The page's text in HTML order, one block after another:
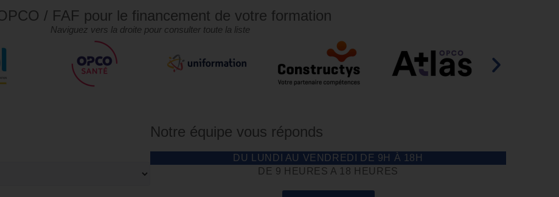
/ FAF pour le financement de votre formation
Naviguez vers la droite pour consulter toute la liste
Notre équipe vous réponds
DU LUNDI AU VENDREDI DE 9H À 18H
DE 9 HEURES A 18 HEURES